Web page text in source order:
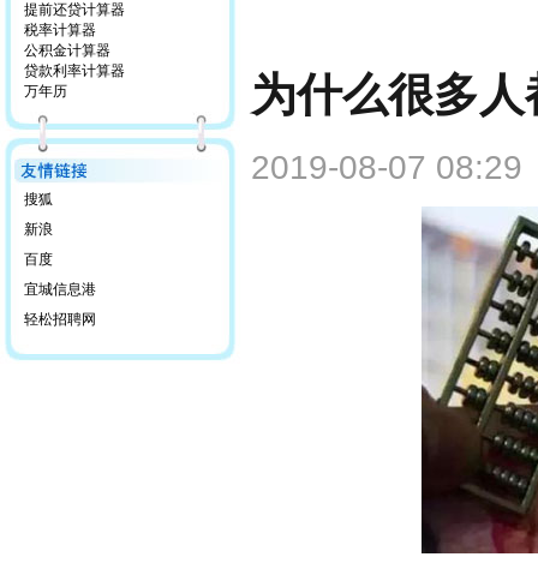
提前还贷计算器
税率计算器
公积金计算器
贷款利率计算器
万年历
搜狐
新浪
百度
宜城信息港
轻松招聘网
为什么很多
2019-08-07 08:29